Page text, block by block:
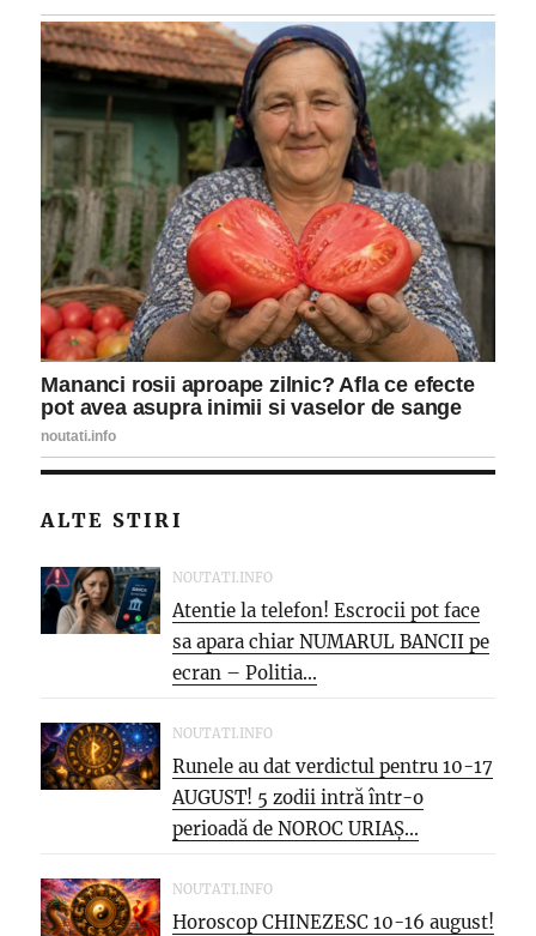
ALTE STIRI
NOUTATI.INFO
Atentie la telefon! Escrocii pot face
sa apara chiar NUMARUL BANCII pe
ecran – Politia...
NOUTATI.INFO
Runele au dat verdictul pentru 10-17
AUGUST! 5 zodii intră într-o
perioadă de NOROC URIAȘ...
NOUTATI.INFO
Horoscop CHINEZESC 10-16 august!